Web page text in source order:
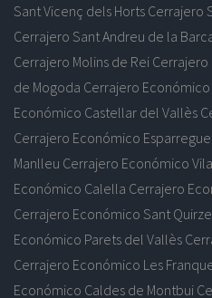
Sant Vicenç dels Horts Cerrajero
Cerrajero Sant Andreu de la
Cerrajero Molins de Rei
de Mogoda Cerrajero
Económico Castellar del Vallès
Cerrajero Económico
Manlleu Cerrajero Económico
Económico Calella Cerrajero
Cerrajero Económico Sant
Económico Parets del Vallès
Cerrajero Económico Les
Económico Caldes de Montbui